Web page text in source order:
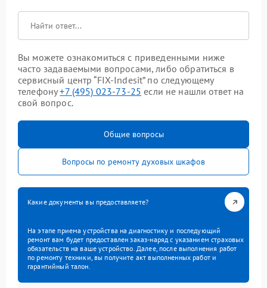
Вы можете ознакомиться с приведенными ниже
часто задаваемыми вопросами, либо обратиться в
сервисный центр “FIX-Indesit” по следующему
телефону+7 (495) 023-73-25 если не нашли ответ на
свой вопрос.
Общие вопросы
Вопросы по ремонту духовых шкафов
Какие документы вы предоставляете?
На этапе приема устройства на диагностику и последующий
ремонт вам будет предоставлен заказ-наряд с указанием страховых
обязательств на ваше устройство. Далее, после выполнения работ
по ремонту техники, вы получите акт выполненных работ и
гарантийный талон.